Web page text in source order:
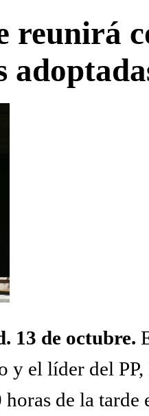
reunirá
13 de octubre.
y el líder del
horas de la